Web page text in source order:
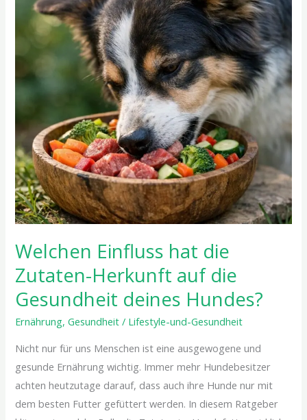
Welchen Einfluss hat die
Zutaten-Herkunft auf die
Gesundheit deines Hundes?
Ernährung,Gesundheit / Lifestyle-und-Gesundheit
Nicht nur für uns Menschen ist eine ausgewogene und
gesunde Ernährung wichtig. Immer mehr Hundebesitzer
achten heutzutage darauf, dass auch ihre Hunde nur mit
dem besten Futter gefüttert werden. In diesem Ratgeber
Zutaten-
Herkunft
die
Gesundheit
deines
Hundes?